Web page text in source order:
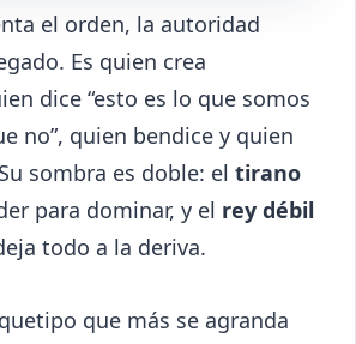
el orden, la autoridad
Es quien crea
dice “esto es lo que somos
no”, quien bendice y quien
sombra es doble: el tirano
para dominar, y el rey débil
todo a la deriva.
que más se agranda